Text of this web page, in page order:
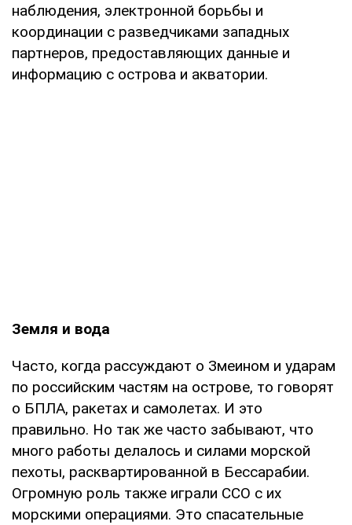
наблюдения, электронной борьбы и
координации с разведчиками западных
партнеров, предоставляющих данные и
информацию с острова и акватории.
Земля и вода
Часто, когда рассуждают о Змеином и ударам
по российским частям на острове, то говорят
о БПЛА, ракетах и самолетах. И это
правильно. Но так же часто забывают, что
много работы делалось и силами морской
пехоты, расквартированной в Бессарабии.
Огромную роль также играли ССО с их
морскими операциями. Это спасательные